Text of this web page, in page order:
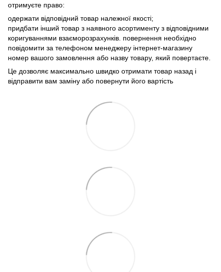
отримуєте право:
одержати відповідний товар належної якості;
придбати інший товар з наявного асортименту з відповідними
коригуваннями взаєморозрахунків. повернення необхідно
повідомити за телефоном менеджеру інтернет-магазину
номер вашого замовлення або назву товару, який повертаєте.
Це дозволяє максимально швидко отримати товар назад і
відправити вам заміну або повернути його вартість